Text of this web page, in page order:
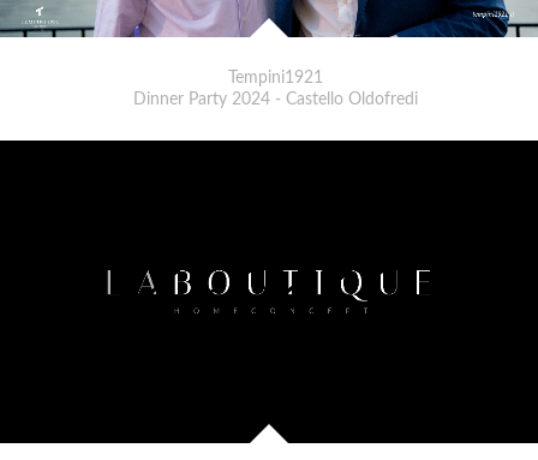
Tempini1921
Dinner Party 2024 - Castello Oldofredi